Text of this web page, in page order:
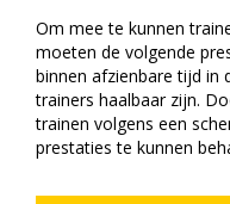
Om mee te kunnen
moeten de volgende
binnen afzienbare tijd in
trainers haalbaar zijn.
trainen volgens een
prestaties te kunnen